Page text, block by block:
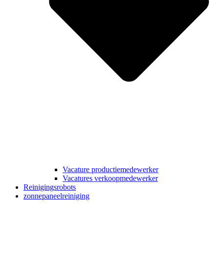
Vacature productiemedewerker
Vacatures verkoopmedewerker
Reinigingsrobots
zonnepaneelreiniging